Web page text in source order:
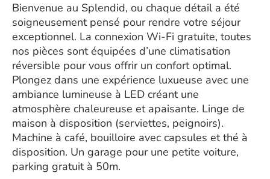
Bienvenue au Splendid, ou chaque détail a été
soigneusement pensé pour rendre votre séjour
exceptionnel. La connexion Wi-Fi gratuite, toutes
nos pièces sont équipées d’une climatisation
réversible pour vous offrir un confort optimal.
Plongez dans une expérience luxueuse avec une
ambiance lumineuse à LED créant une
atmosphère chaleureuse et apaisante. Linge de
maison à disposition (serviettes, peignoirs).
Machine à café, bouilloire avec capsules et thé à
disposition. Un garage pour une petite voiture,
parking gratuit à 50m.